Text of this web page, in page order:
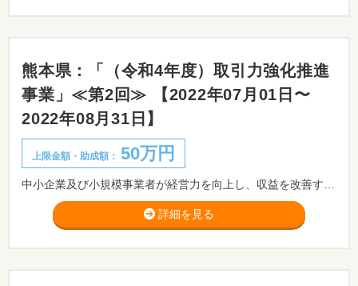
熊本県：「（令和4年度）取引力強化推進
事業」≪第2回≫ 【2022年07月01日〜
2022年08月31日】
上限金額・助成額： 50万円
詳細を見る